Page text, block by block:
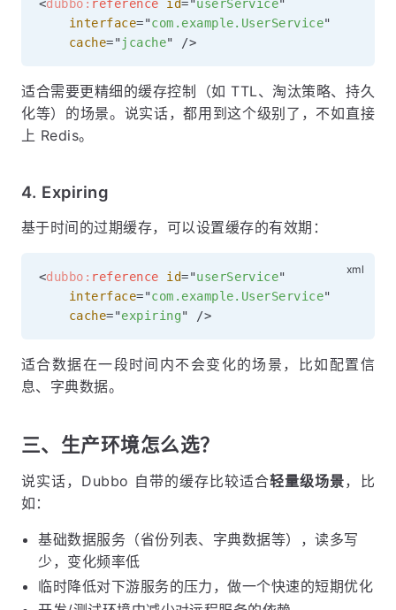
<dubbo: reference id="userService"
interface="com.example.UserService"
cache="jcache" />
适合需要更精细的缓存控制（如 TTL、淘汰策略、持久
化等）的场景。说实话，都用到这个级别了，不如直接
上 Redis。
4. Expiring
基于时间的过期缓存，可以设置缓存的有效期：
<dubbo: reference id="userService"
interface="com.example.UserService"
cache="expiring" />
适合数据在一段时间内不会变化的场景，比如配置信
息、字典数据。
三、生产环境怎么选？
说实话，Dubbo 自带的缓存比较适合轻量级场景，比
如：
基础数据服务（省份列表、字典数据等），读多写
少，变化频率低
临时降低对下游服务的压力，做一个快速的短期优化